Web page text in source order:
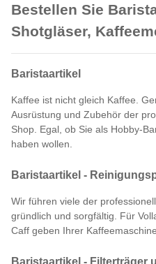
Bestellen Sie
Shotgläser,
Baristaartikel
Kaffee ist nicht gleich Kaffee.
Ausrüstung und Zubehör der
Shop. Egal, ob Sie als Hobby-
haben wollen.
Baristaartikel -
Wir führen viele der
gründlich und sorgfältig. Für
Caff geben Ihrer
Baristaartikel - Filterträger